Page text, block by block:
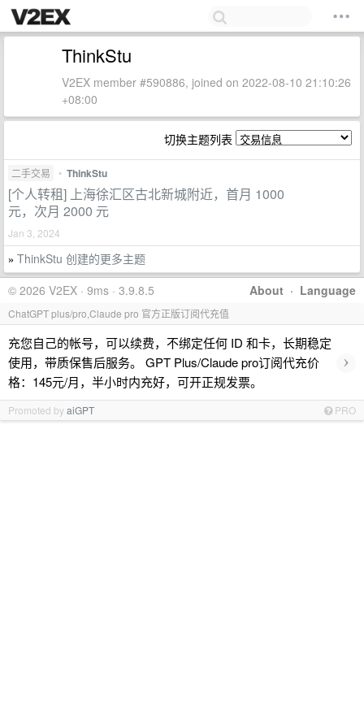
ThinkStu
V2EX member #590886, joined on 2022-08-10 21:10:26
+08:00
切换主题列表
二手交易 • ThinkStu
[个人转租] 上海徐汇区古北新城附近，首月 1000
元，次月 2000 元
Jan 3, 2024
» ThinkStu 创建的更多主题
About · Language
© 2026 V2EX · 9ms · 3.9.8.5
ChatGPT plus/pro,Claude pro 官方正版订阅代充值
充您自己的帐号，可以续费，不绑定任何 ID 和卡，长期稳定
使用，带质保售后服务。 GPT Plus/Claude pro订阅代充价
格：145元/月，半小时内充好，可开正规发票。
›
Promoted byaiGPT PRO